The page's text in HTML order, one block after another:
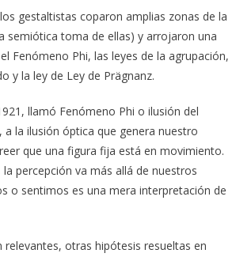
gestaltistas coparon amplias zonas de la
semiótica toma de ellas) y arrojaron una
Fenómeno Phi, las leyes de la agrupación,
y la ley de Ley de Prägnanz.
llamó Fenómeno Phi o ilusión del
la ilusión óptica que genera nuestro
que una figura fija está en movimiento.
percepción va más allá de nuestros
o sentimos es una mera interpretación de
relevantes, otras hipótesis resueltas en